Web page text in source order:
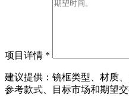
项目详情 *
建议提供：镜框类型、材质
参考款式、目标市场和期望交